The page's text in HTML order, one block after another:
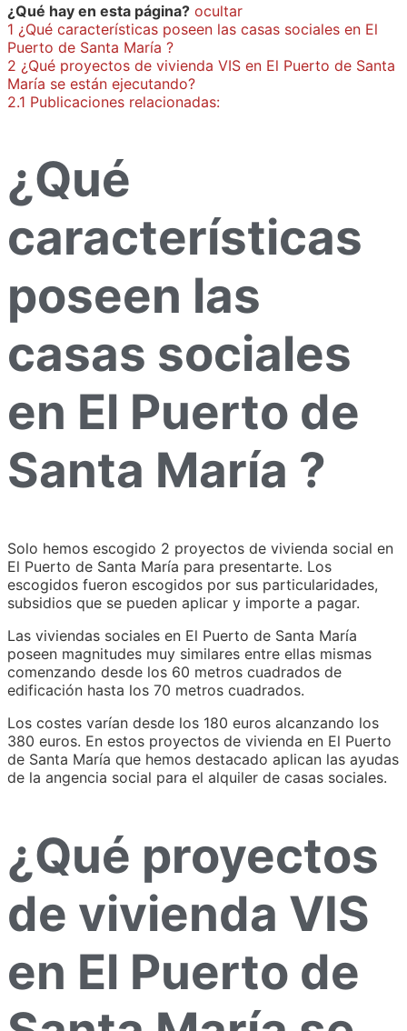
¿Qué hay en esta página? ocultar
1 ¿Qué características poseen las casas sociales en El
Puerto de Santa María ?
2 ¿Qué proyectos de vivienda VIS en El Puerto de Santa
María se están ejecutando?
2.1 Publicaciones relacionadas:
¿Qué
características
poseen las
casas sociales
en El Puerto de
Santa María ?
Solo hemos escogido 2 proyectos de vivienda social en
El Puerto de Santa María para presentarte. Los
escogidos fueron escogidos por sus particularidades,
subsidios que se pueden aplicar y importe a pagar.
Las viviendas sociales en El Puerto de Santa María
poseen magnitudes muy similares entre ellas mismas
comenzando desde los 60 metros cuadrados de
edificación hasta los 70 metros cuadrados.
Los costes varían desde los 180 euros alcanzando los
380 euros. En estos proyectos de vivienda en El Puerto
de Santa María que hemos destacado aplican las ayudas
de la angencia social para el alquiler de casas sociales.
¿Qué proyectos
de vivienda VIS
en El Puerto de